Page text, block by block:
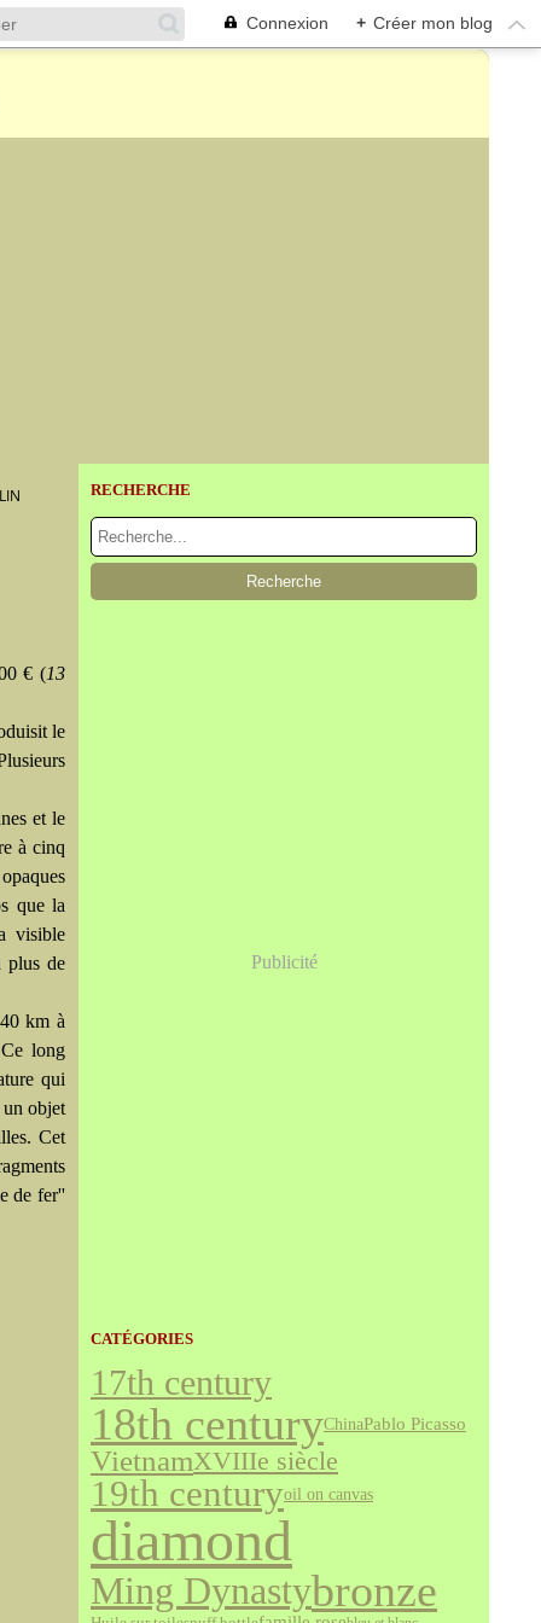
Connexion + Créer mon blog
€(13
le
et le
à cinq
que la
visible
plus de
km à
long
qui
objet
Cet
de fer''
RECHERCHE
Publicité
CATÉGORIES
17th century
18th centuryChinaPablo Picasso
VietnamXVIIIe siècle
19th centuryoil on canvas
diamond
Ming Dynastybronze